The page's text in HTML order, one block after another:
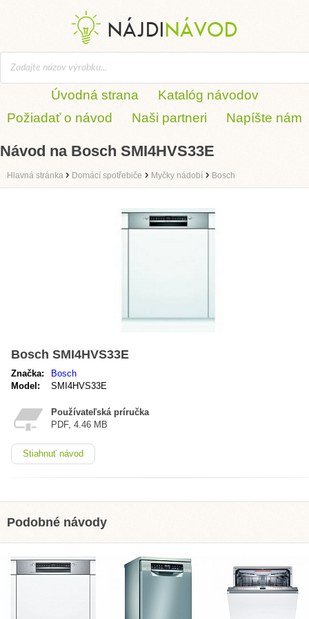
Úvodná strana
Katalóg návodov
Požiadať o návod
Naši partneri Napíšte nám
Návod na Bosch SMI4HVS33E
Hlavná stránka › Domácí spotřebiče › Myčky nádobí › Bosch
Bosch SMI4HVS33E
Značka:
Bosch
Model:
SMI4HVS33E
Používateľská príručka
PDF, 4.46 MB
Stiahnuť návod
Podobné návody